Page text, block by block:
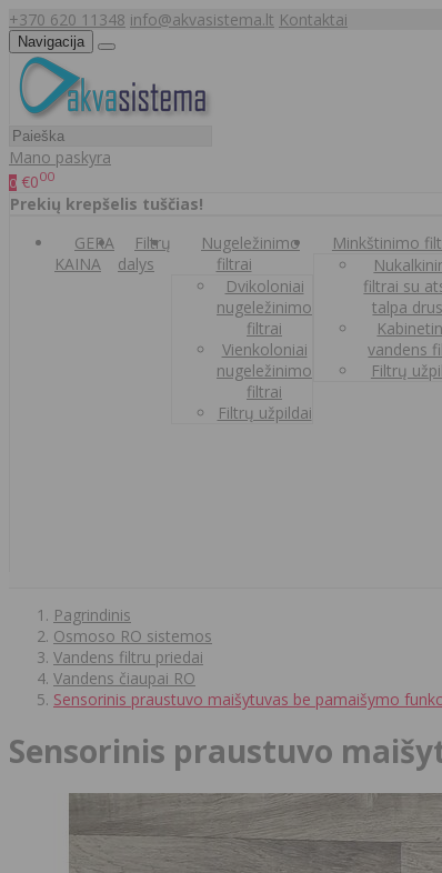
+370 620 11348 info@akvasistema.lt Kontaktai
Navigacija
Mano paskyra
0 €000
Prekių krepšelis tuščias!
GERA
KAINA
Filtrų
dalys
Nugeležinimo
filtrai
Dvikoloniai
nugeležinimo
filtrai
Vienkoloniai
nugeležinimo
filtrai
Filtrų užpildai
Minkštinimo
filtrai su
talpa
vandens
Filtrų
Pagrindinis
Osmoso RO sistemos
Vandens filtru priedai
Vandens čiaupai RO
Sensorinis praustuvo maišytuvas be pamaišymo
Sensorinis praustuvo